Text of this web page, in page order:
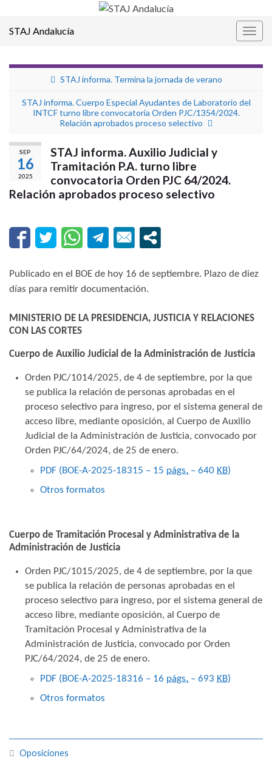
STAJ Andalucía
STAJ informa. Termina la jornada de verano
STAJ informa. Cuerpo Especial Ayudantes de Laboratorio del
INTCF turno libre convocatoria Orden PJC/1354/2024.
Relación aprobados proceso selectivo
SEP
16
2025
STAJ informa. Auxilio Judicial y
Tramitación P.A. turno libre
convocatoria Orden PJC 64/2024.
Relación aprobados proceso selectivo
Publicado en el BOE de hoy 16 de septiembre. Plazo de diez
días para remitir documentación.
MINISTERIO DE LA PRESIDENCIA, JUSTICIA Y RELACIONES
CON LAS CORTES
Cuerpo de Auxilio Judicial de la Administración de Justicia
Orden PJC/1014/2025, de 4 de septiembre, por la que
se publica la relación de personas aprobadas en el
proceso selectivo para ingreso, por el sistema general de
acceso libre, mediante oposición, al Cuerpo de Auxilio
Judicial de la Administración de Justicia, convocado por
Orden PJC/64/2024, de 25 de enero.
PDF (BOE-A-2025-18315 – 15 págs. – 640 KB)
Otros formatos
Cuerpo de Tramitación Procesal y Administrativa de la
Administración de Justicia
Orden PJC/1015/2025, de 4 de septiembre, por la que
se publica la relación de personas aprobadas en el
proceso selectivo para ingreso, por el sistema general de
acceso libre, mediante oposición, al Cuerpo de
Tramitación Procesal y Administrativa de la
Administración de Justicia, convocado por Orden
PJC/64/2024, de 25 de enero.
PDF (BOE-A-2025-18316 – 16 págs. – 693 KB)
Otros formatos
Oposiciones